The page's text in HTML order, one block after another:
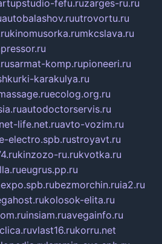
fefu.ruzarges-ru.ru
autobalashov.ruutrovortu.ru
kinomusorka.rumkcslava.ru
sarmat-komp.rupioneeri.ru
karakulya.ru
ecolog.org.ru
autodoctorservis.ru
net-life.net.ruavto-vozim.ru
electro.spb.rustroyavt.ru
kinzozo-ru.rukvotka.ru
eugrus.pp.ru
bezmorchin.ruia2.ru
kolosok-elita.ru
insiam.ruavegainfo.ru
vlast16.rukorru.net